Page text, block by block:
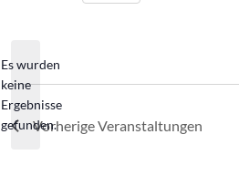
Hinweis
Es wurden
keine
Ergebnisse
gefunden.VorherigeVeranstaltungen